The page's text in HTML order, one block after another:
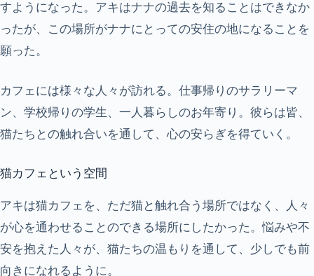
すようになった。アキはナナの過去を知ることはできなか
ったが、この場所がナナにとっての安住の地になることを
願った。
カフェには様々な人々が訪れる。仕事帰りのサラリーマ
ン、学校帰りの学生、一人暮らしのお年寄り。彼らは皆、
猫たちとの触れ合いを通して、心の安らぎを得ていく。
猫カフェという空間
アキは猫カフェを、ただ猫と触れ合う場所ではなく、人々
が心を通わせることのできる場所にしたかった。悩みや不
安を抱えた人々が、猫たちの温もりを通して、少しでも前
向きになれるように。